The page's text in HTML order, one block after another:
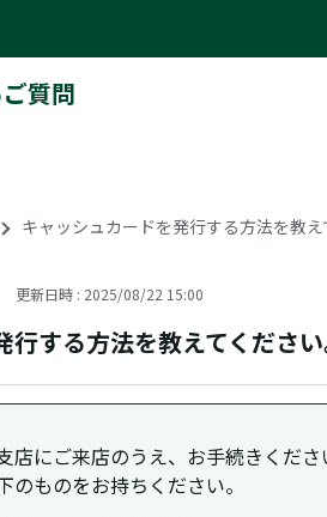
質問
> キャッシュカードを発行する方法を教え
更新日時 : 2025/08/22 15:00
する方法を教えてください
店にご来店のうえ、お手続きくださ
のものをお持ちください。